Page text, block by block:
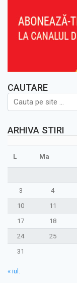
CAUTARE
ARHIVA STIRI
L Ma
3
4
10
11
17
18
24
25
31
« iul.